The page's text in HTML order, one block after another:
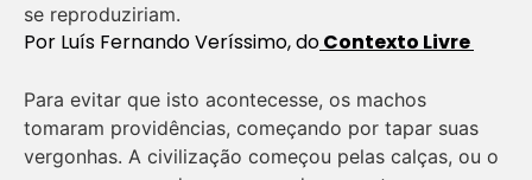
se reproduziriam.
Por Luís Fernando Veríssimo, doContexto Livre
Para evitar que isto acontecesse, os machos
tomaram providências, começando por tapar suas
vergonhas. A civilização começou pelas calças, ou o